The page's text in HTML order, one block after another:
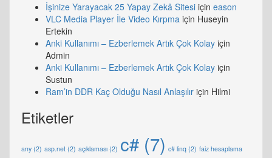
İşinize Yarayacak 25 Yapay Zekâ Sitesi için eason
VLC Media Player İle Video Kırpma için Huseyin
Ertekin
Anki Kullanımı – Ezberlemek Artık Çok Kolay için
Admin
Anki Kullanımı – Ezberlemek Artık Çok Kolay için
Sustun
Ram’in DDR Kaç Olduğu Nasıl Anlaşılır için Hilmi
Etiketler
any (2) asp.net (2) açıklaması (2) c# (7) c# linq (2) faiz hesaplama